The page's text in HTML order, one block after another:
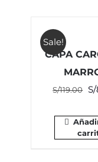
Sale!
CAPA
S/119.00 El
S/